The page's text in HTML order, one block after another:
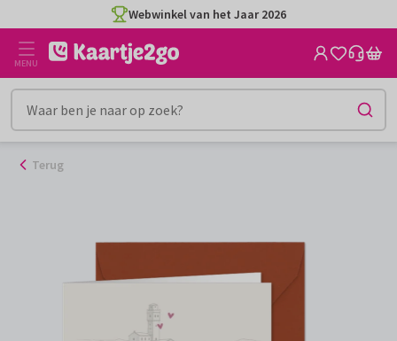
naar
inhoud
Webwinkel van het Jaar 2026
MENU
Terug